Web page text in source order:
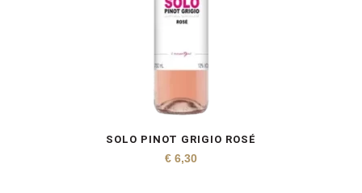
SOLO PINOT GRIGIO ROSÉ
€ 6,30